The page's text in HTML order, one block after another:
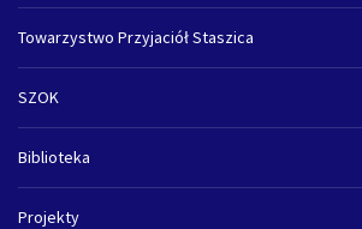
Towarzystwo Przyjaciół Staszica
SZOK
Biblioteka
Projekty